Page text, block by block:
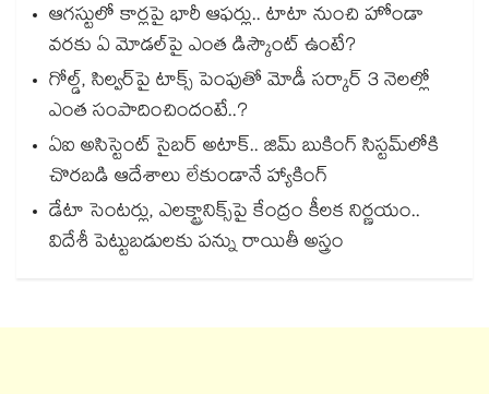
ఆగస్టులో కార్లపై భారీ ఆఫర్లు.. టాటా నుంచి హోండా
వరకు ఏ మోడల్‌పై ఎంత డిస్కౌంట్ ఉంటే?
గోల్డ్, సిల్వర్‌పై టాక్స్ పెంపుతో మోడీ సర్కార్ 3 నెలల్లో
ఎంత సంపాదించిందంటే..?
ఏఐ అసిస్టెంట్ సైబర్ అటాక్.. జిమ్ బుకింగ్ సిస్టమ్‌లోకి
చొరబడి ఆదేశాలు లేకుండానే హ్యాకింగ్
డేటా సెంటర్లు, ఎలక్ట్రానిక్స్‌పై కేంద్రం కీలక నిర్ణయం..
విదేశీ పెట్టుబడులకు పన్ను రాయితీ అస్త్రం